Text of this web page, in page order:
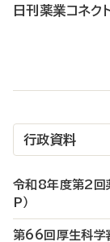
日刊薬業コネ
行政資料
令和8年度第2回
P）
第66回厚生科学